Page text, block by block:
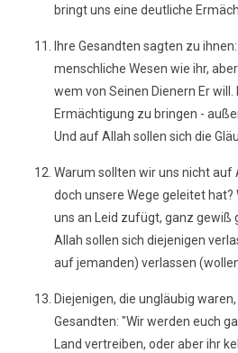
bringt uns eine deutliche
Ihre Gesandten sagten zu
menschliche Wesen wie ihr,
wem von Seinen Dienern Er
Ermächtigung zu bringen -
Und auf Allah sollen sich die
Warum sollten wir uns nicht auf
doch unsere Wege geleitet hat?
uns an Leid zufügt, ganz gewiß
Allah sollen sich diejenigen
auf jemanden) verlassen
Diejenigen, die ungläubig
Gesandten: "Wir werden euch
Land vertreiben, oder aber ihr